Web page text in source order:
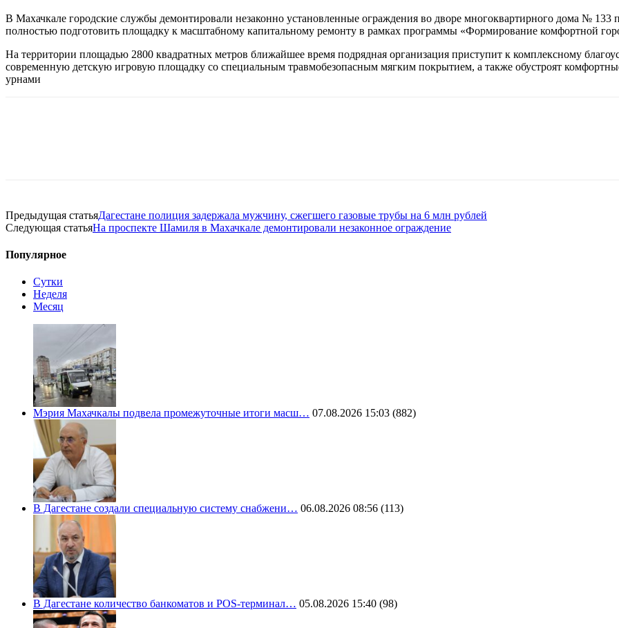
В Махачкале городские службы демонтировали незаконно установленные ограждения во дворе многоквартирного дома №
полностью подготовить площадку к масштабному капитальному ремонту в рамках программы «Формирование комфортной
На территории площадью 2800 квадратных метров ближайшее время подрядная организация приступит к комплексному
современную детскую игровую площадку со специальным травмобезопасным мягким покрытием, а также обустроят
урнами
Предыдущая статьяДагестане полиция задержала мужчину, сжегшего газовые трубы на 6 млн рублей
Следующая статьяНа проспекте Шамиля в Махачкале демонтировали незаконное ограждение
Популярное
Сутки
Неделя
Месяц
Мэрия Махачкалы подвела промежуточные итоги масш… 07.08.2026 15:03 (882)
В Дагестане создали специальную систему снабжени… 06.08.2026 08:56 (113)
В Дагестане количество банкоматов и POS-терминал… 05.08.2026 15:40 (98)